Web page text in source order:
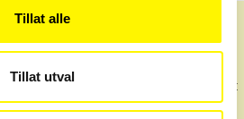
Tillat alle
Tillat utval
av rådgivere i Språkrådets
på spørsmål vi har fått på e-
årene. De fleste artiklene er satt
og svar om samme emne, og